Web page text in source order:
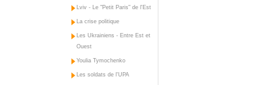
Lviv - Le "Petit Paris" de l'Est
La crise politique
Les Ukrainiens - Entre Est et
Ouest
Youlia Tymochenko
Les soldats de l'UPA